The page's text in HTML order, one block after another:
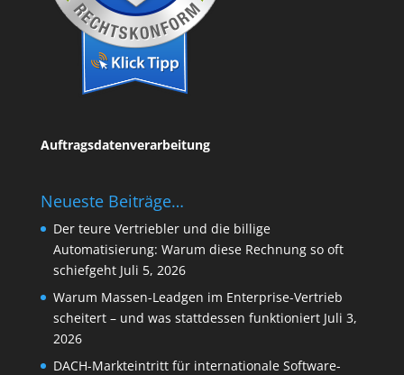
Auftragsdatenverarbeitung
Neueste Beiträge…
Der teure Vertriebler und die billige
Automatisierung: Warum diese Rechnung so oft
schiefgeht Juli 5, 2026
Warum Massen-Leadgen im Enterprise-Vertrieb
scheitert – und was stattdessen funktioniert Juli 3,
2026
DACH-Markteintritt für internationale Software-